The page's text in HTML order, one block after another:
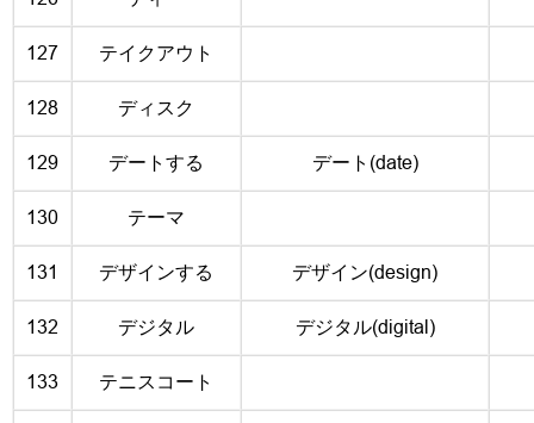
127 テイクアウト
128 ディスク
129 デートする デート(date)
130 テーマ
131 デザインする デザイン(design)
132 デジタル デジタル(digital)
133 テニスコート